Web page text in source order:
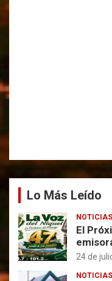
Lo Más Leído
El
24 de